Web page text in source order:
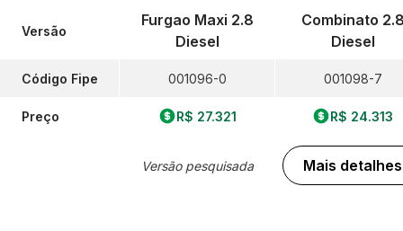
Versão
Código Fipe
Preço
Furgao Maxi 2.8
Diesel
001096-0
R$ 27.321
Versão pesquisada
Combinato
Diesel
001098-7
R$ 24.313
Mais detalhes